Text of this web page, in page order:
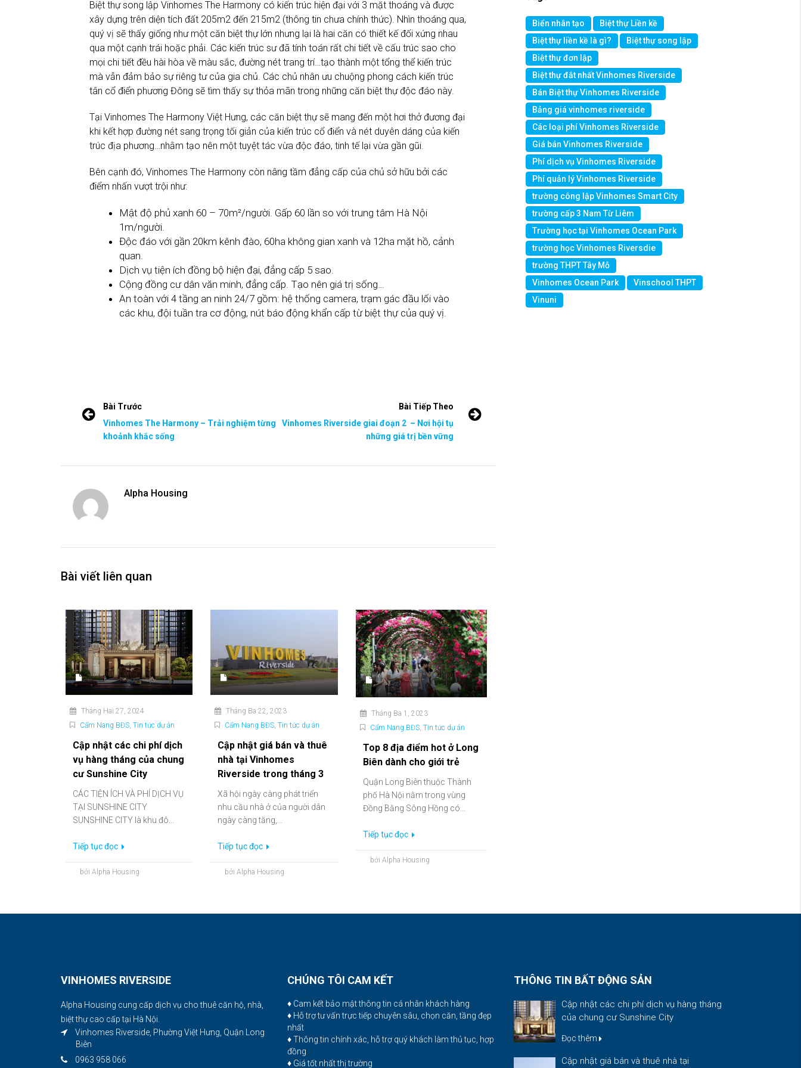
1m/người.
Độc đáo với gần 20km kênh đào, 60ha không gian xanh và 12ha mặt hồ, cảnh
quan.
Dịch vụ tiện ích đồng bộ hiện đại, đẳng cấp 5 sao.
Cộng đồng cư dân văn minh, đẳng cấp. Tạo nên giá trị sống…
An toàn với 4 tầng an ninh 24/7 gồm: hệ thống camera, trạm gác đầu lối vào
các khu, đội tuần tra cơ động, nút báo động khẩn cấp từ biệt thự của quý vị.
Bài Trước
khoảnh khắc sống
những giá trị bền vững
Alpha Housing
Tháng Hai 27, 2024
Cẩm Nang BĐS
Cập nhật các chi phí dịch
cư Sunshine City
CÁC TIỆN ÍCH VÀ PHÍ DỊCH VỤ
TẠI SUNSHINE CITY
Tiếp tục đọc
bởi Alpha Housing
Riverside trong tháng 3
bởi Alpha Housing
Tiếp tục đọc
bởi Alpha Housing
Biển nhân tạo
Biệt thự Liền kề
Biệt thự liền kề là gì?
Biệt thự song lập
Biệt thự đơn lập
Biệt thự đắt nhất Vinhomes Riverside
Bán Biệt thự Vinhomes Riverside
Bảng giá vinhomes riverside
Các loại phí Vinhomes Riverside
Giá bán Vinhomes Riverside
Phí dịch vụ Vinhomes Riverside
Phí quản lý Vinhomes Riverside
trường công lập Vinhomes Smart City
trường cấp 3 Nam Từ Liêm
Trường học tại Vinhomes Ocean Park
trường học Vinhomes Riversdie
trường THPT Tây Mỗ
Vinhomes Ocean Park
Vinschool THPT
Vinuni
VINHOMES RIVERSIDE
Alpha Housing cung cấp dịch vụ cho thuê căn hộ, nhà,
biệt thự cao cấp tại Hà Nội.
Vinhomes Riverside, Phường Việt Hưng, Quận Long
Biên
Support@alphahousing.vn
CHÚNG TÔI CAM KẾT
♦ Cam kết bảo mật thông tin cá nhân khách hàng
♦ Hỗ trợ tư vấn trực tiếp chuyên sâu, chọn căn, tầng đẹp
nhất
♦ Thông tin chính xác, hỗ trợ quý khách làm thủ tục, hợp
♦ Giá tốt nhất thị trường
♦ Không thu thêm bất cứ khoản phí nào
BIEN | vietnam esim